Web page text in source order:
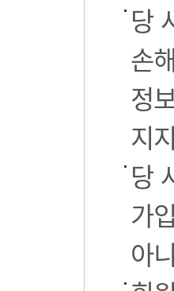
당
손
정
지
당
가
아